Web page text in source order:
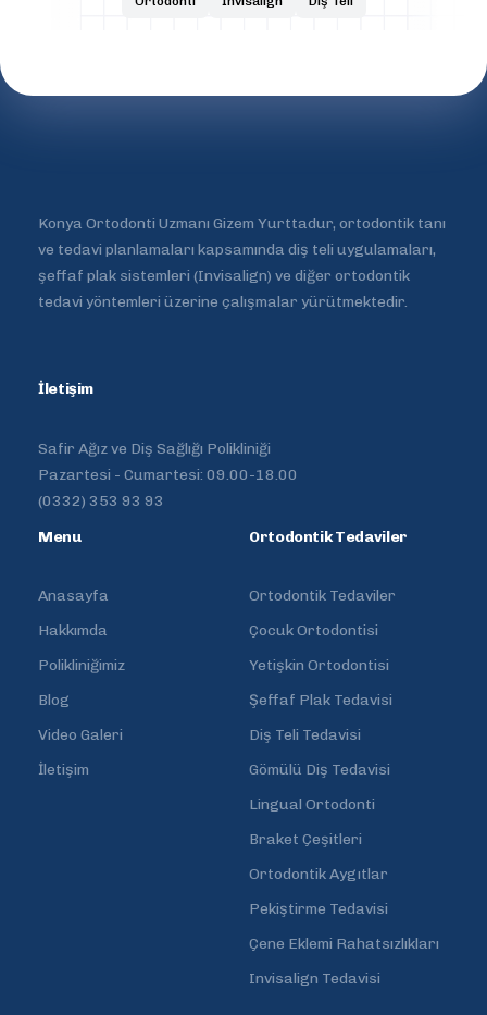
Konya Ortodonti Uzmanı Gizem Yurttadur, ortodontik tanı
ve tedavi planlamaları kapsamında diş teli uygulamaları,
şeffaf plak sistemleri (Invisalign) ve diğer ortodontik
tedavi yöntemleri üzerine çalışmalar yürütmektedir.
İletişim
Safir Ağız ve Diş Sağlığı Polikliniği
Pazartesi - Cumartesi: 09.00-18.00
(0332) 353 93 93
Menu
Anasayfa
Hakkımda
Polikliniğimiz
Blog
Video Galeri
İletişim
Ortodontik Tedaviler
Ortodontik Tedaviler
Çocuk Ortodontisi
Yetişkin Ortodontisi
Şeffaf Plak Tedavisi
Diş Teli Tedavisi
Gömülü Diş Tedavisi
Lingual Ortodonti
Braket Çeşitleri
Ortodontik Aygıtlar
Pekiştirme Tedavisi
Çene Eklemi Rahatsızlıkları
Invisalign Tedavisi